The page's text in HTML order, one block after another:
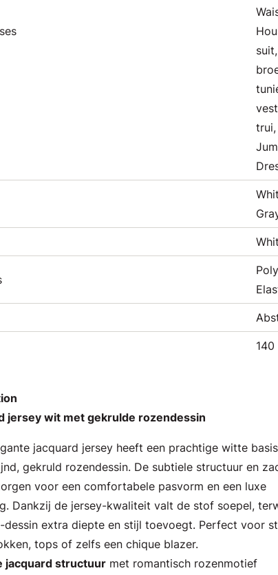
trui,
140
jersey wit met gekrulde rozendessin
jacquard jersey heeft een prachtige witte
gekruld rozendessin. De subtiele structuur en
voor een comfortabele pasvorm en een luxe
Dankzij de jersey-kwaliteit valt de stof soepel,
dessin extra diepte en stijl toevoegt. Perfect voor
tops of zelfs een chique blazer.
jacquard structuur met romantisch rozenmotief